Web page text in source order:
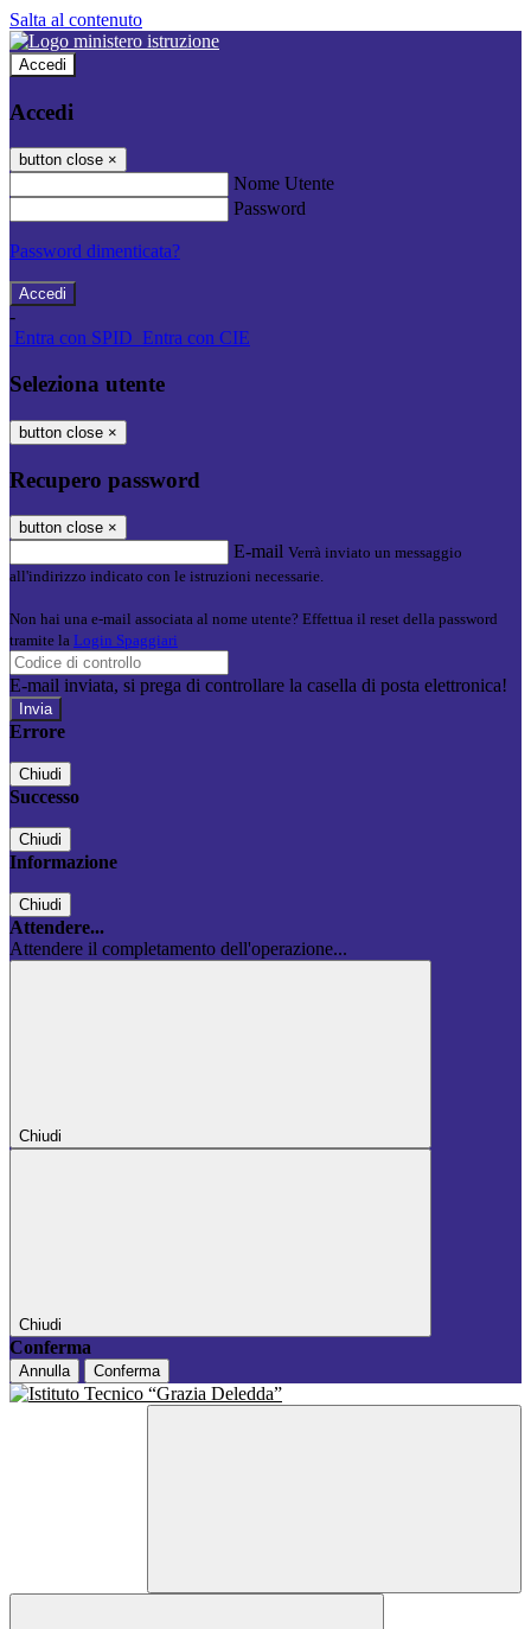
Salta al contenuto
Accedi
Accedi
button close ×
Nome Utente
Password
Password dimenticata?
-
Entra con SPID Entra con CIE
Seleziona utente
button close ×
Recupero password
button close ×
E-mail Verrà inviato un messaggio
all'indirizzo indicato con le istruzioni necessarie.
Non hai una e-mail associata al nome utente? Effettua il reset della password
tramite la Login Spaggiari
E-mail inviata, si prega di controllare la casella di posta elettronica!
Errore
Chiudi
Successo
Chiudi
Informazione
Chiudi
Attendere...
Attendere il completamento dell'operazione...
Chiudi
Chiudi
Conferma
Annulla Conferma